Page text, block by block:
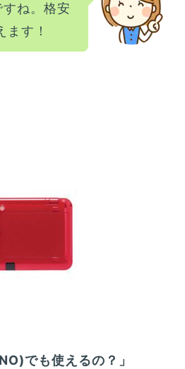
ね。格安
す！
でも使えるの？」